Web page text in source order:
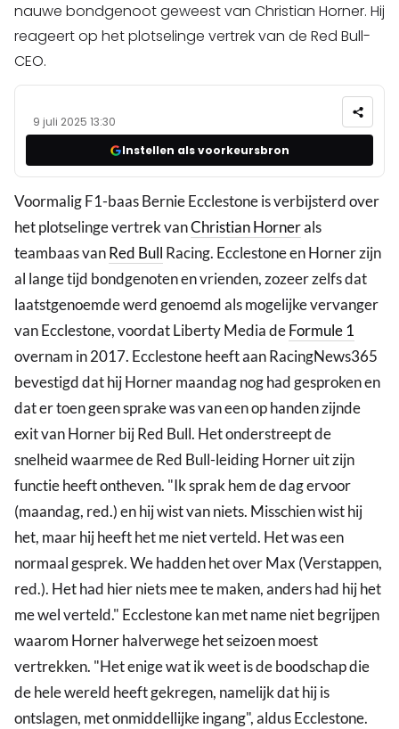
nauwe bondgenoot geweest van Christian Horner. Hij
reageert op het plotselinge vertrek van de Red Bull-
CEO.
9 juli 2025 13:30
Instellen als voorkeursbron
Voormalig F1-baas Bernie Ecclestone is verbijsterd over
het plotselinge vertrek vanChristian Hornerals
teambaas vanRed Bull Racing. Ecclestone en Horner zijn
al lange tijd bondgenoten en vrienden, zozeer zelfs dat
laatstgenoemde werd genoemd als mogelijke vervanger
van Ecclestone, voordat Liberty Media deFormule 1
overnam in 2017. Ecclestone heeft aan RacingNews365
bevestigd dat hij Horner maandag nog had gesproken en
dat er toen geen sprake was van een op handen zijnde
exit van Horner bij Red Bull. Het onderstreept de
snelheid waarmee de Red Bull-leiding Horner uit zijn
functie heeft ontheven. "Ik sprak hem de dag ervoor
(maandag, red.) en hij wist van niets. Misschien wist hij
het, maar hij heeft het me niet verteld. Het was een
normaal gesprek. We hadden het over Max (Verstappen,
red.). Het had hier niets mee te maken, anders had hij het
me wel verteld." Ecclestone kan met name niet begrijpen
waarom Horner halverwege het seizoen moest
vertrekken. "Het enige wat ik weet is de boodschap die
de hele wereld heeft gekregen, namelijk dat hij is
ontslagen, met onmiddellijke ingang", aldus Ecclestone.